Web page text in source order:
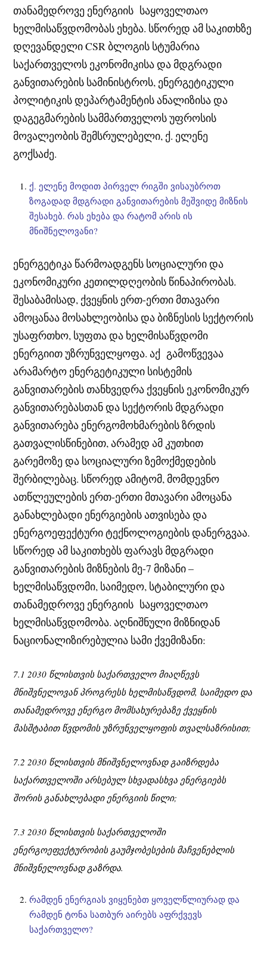
თანამედროვე ენერგიის საყოველთაო
ხელმისაწვდომობას ეხება. სწორედ ამ საკითხზე
დღევანდელი CSR ბლოგის სტუმარია
საქართველოს ეკონომიკისა და მდგრადი
განვითარების სამინისტროს, ენერგეტიკული
პოლიტიკის დეპარტამენტის ანალიზისა და
დაგეგმარების სამმართველოს უფროსის
მოვალეობის შემსრულებელი, ქ. ელენე
გოქსაძე.
ქ. ელენე მოდით პირველ რიგში ვისაუბროთ
ზოგადად მდგრადი განვითარების მეშვიდე მიზნის
შესახებ. რას ეხება და რატომ არის ის
მნიშნელოვანი?
ენერგეტიკა წარმოადგენს სოციალური და
ეკონომიკური კეთილდღეობის წინაპირობას.
შესაბამისად, ქვეყნის ერთ-ერთი მთავარი
ამოცანაა მოსახლეობისა და ბიზნესის სექტორის
უსაფრთხო, სუფთა და ხელმისაწვდომი
ენერგიით უზრუნველყოფა. აქ გამოწვევაა
არამარტო ენერგეტიკული სისტემის
განვითარების თანხვედრა ქვეყნის ეკონომიკურ
განვითარებასთან და სექტორის მდგრადი
განვითარება ენერგომოხმარების ზრდის
გათვალისწინებით, არამედ ამ კუთხით
გარემოზე და სოციალური ზემოქმედების
შერბილებაც. სწორედ ამიტომ, მომდევნო
ათწლეულების ერთ-ერთი მთავარი ამოცანა
განახლებადი ენერგიების ათვისება და
ენერგოეფექტური ტექნოლოგიების დანერგვაა.
სწორედ ამ საკითხებს ფარავს მდგრადი
განვითარების მიზნების მე-7 მიზანი –
ხელმისაწვდომი, საიმედო, სტაბილური და
თანამედროვე ენერგიის საყოველთაო
ხელმისაწვდომობა. აღნიშნული მიზნიდან
ნაციონალიზირებულია სამი ქვემიზანი:
7.1 2030 წლისთვის საქართველო მიაღწევს
მნიშვნელოვან პროგრესს ხელმისაწვდომ, საიმედო და
თანამედროვე ენერგო მომსახურებაზე ქვეყნის
მასშტაბით წვდომის უზრუნველყოფის თვალსაზრისით;
7.2 2030 წლისთვის მნიშვნელოვნად გაიზრდება
საქართველოში არსებულ სხვადასხვა ენერგიებს
შორის განახლებადი ენერგიის წილი;
7.3 2030 წლისთვის საქართველოში
ენერგოეფექტურობის გაუმჯობესების მაჩვენებლის
მნიშვნელოვნად გაზრდა.
რამდენ ენერგიას ვიყენებთ ყოველწლიურად და
რამდენ ტონა სათბურ აირებს აფრქვევს
საქართველო?